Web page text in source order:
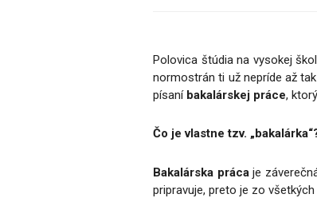
Polovica štúdia na vysokej
normostrán ti už nepríde až
písaní bakalárskej práce,
Čo je vlastne tzv.
Bakalárska prácaje
pripravuje, preto je zo